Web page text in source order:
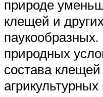
природе
клещей и
природных
состава